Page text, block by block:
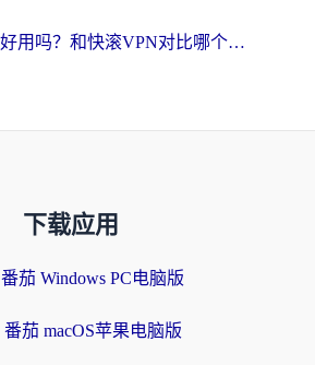
穿梭VPN好用吗？和快滚VPN对比哪个回国效果更好？海外党选回国加速器必看指南
下载应用
番茄 Windows PC电脑版
番茄 macOS苹果电脑版